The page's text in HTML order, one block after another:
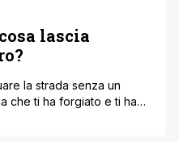
lascia
la strada senza un
che ti ha forgiato e ti ha